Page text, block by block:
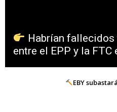
Habrían
entre el EPP y la FTC
EBY